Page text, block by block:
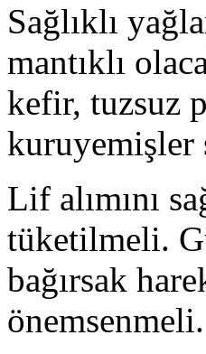
Sağlıklı
mantıklı
kefir, tuzsuz
kuruyemişler
Lif alımını
tüketilmeli.
bağırsak
önemsenmeli.